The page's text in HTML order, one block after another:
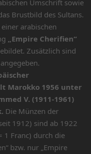
Umschrift sowie
Brustbild des Sultans.
arabischen
„Empire Cherifien“
Zusätzlich sind
Marokko 1956 unter
V. (1911-1961)
Die Münzen der
1912) sind ab 1922
1 Franc) durch die
bzw. nur „Empire